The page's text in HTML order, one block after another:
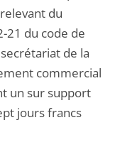
du
21 du code de
de la
commercial
un sur support
jours francs